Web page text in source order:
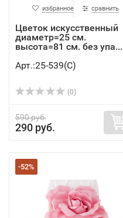
избранное сравнить
Цветок искусственный
диаметр=25 см.
высота=81 см. без упа...
Арт.:25-539(C)
(0)
590 руб.
290 руб.
-52%